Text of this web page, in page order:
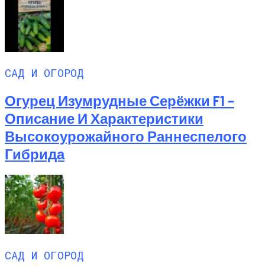
САД И ОГОРОД
Огурец Изумрудные Серёжки F1 –
Описание И Характеристики
Высокоурожайного Раннеспелого
Гибрида
САД И ОГОРОД